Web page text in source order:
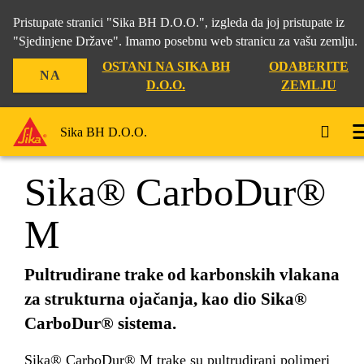
Pristupate stranici "Sika BH D.O.O.", izgleda da joj pristupate iz
"Sjedinjene Države". Imamo posebnu web stranicu za vašu zemlju.
NA
OSTANI NA SIKA BH
D.O.O.
ODABERITE
ZEMLJU
Sika BH D.O.O.
Građevina Sika® CarboDur® M
Sika® CarboDur®
M
Pultrudirane trake od karbonskih vlakana
za strukturna ojačanja, kao dio Sika®
CarboDur® sistema.
Sika® CarboDur® M trake su pultrudirani polimeri